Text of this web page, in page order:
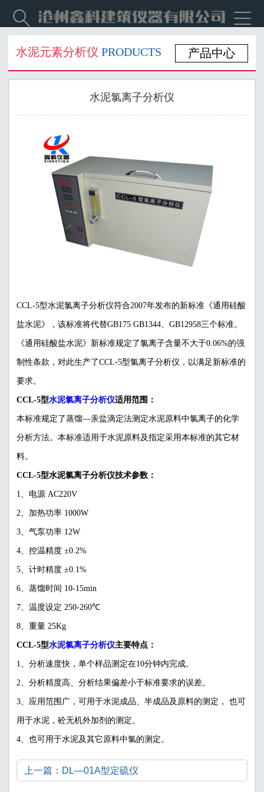


水泥元素分析仪 PRODUCTS 产品中心
水泥氯离子分析仪
CCL-5型水泥氯离子分析仪符合2007年发布的新标准《通用硅酸
盐水泥》，该标准将代替GB175 GB1344、GB12958三个标准。
《通用硅酸盐水泥》新标准规定了氯离子含量不大于0.06%的强
制性条款，对此生产了CCL-5型氯离子分析仪，以满足新标准的
要求。
CCL-5型水泥氯离子分析仪适用范围：
本标准规定了蒸馏—汞盐滴定法测定水泥原料中氯离子的化学
分析方法。本标准适用于水泥原料及指定采用本标准的其它材
料。
CCL-5型水泥氯离子分析仪技术参数：
1、电源 AC220V
2、加热功率 1000W
3、气泵功率 12W
4、控温精度 ±0.2%
5、计时精度 ±0.1%
6、蒸馏时间 10-15min
7、温度设定 250-260℃
8、重量 25Kg
CCL-5型水泥氯离子分析仪主要特点：
1、分析速度快，单个样品测定在10分钟内完成。
2、分析精度高、分析结果偏差小于标准要求的误差。
3、应用范围广，可用于水泥成品、半成品及原料的测定， 也可
用于水泥，砼无机外加剂的测定。
4、也可用于水泥及其它原料中氯的测定。
上一篇：DL—01A型定硫仪